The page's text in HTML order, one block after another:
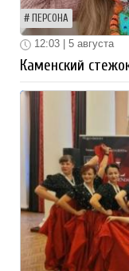
ПЕРСОНА
12:03 | 5 августа
Каменский